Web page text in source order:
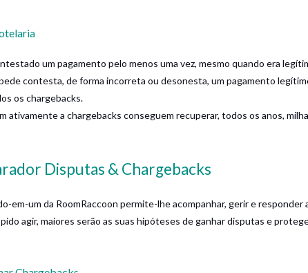
um pagamento pelo menos uma vez, mesmo quando era
contesta, de forma incorreta ou desonesta, um pagamento
os chargebacks.
ativamente a chargebacks conseguem recuperar, todos os anos,
Disputas & Chargebacks
em-um da RoomRaccoon permite-lhe acompanhar, gerir e responder
agir, maiores serão as suas hipóteses de ganhar disputas e